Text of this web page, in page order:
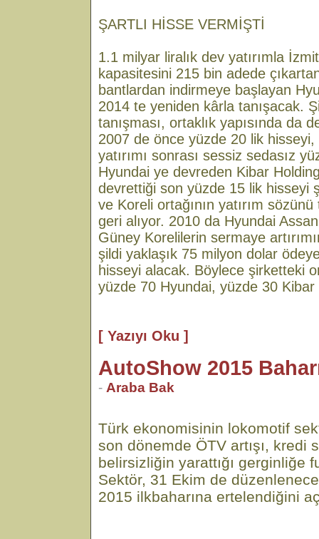
ŞARTLI HİSSE VERMİŞTİ
1.1 milyar liralık dev yatırımla
kapasitesini 215 bin adede
bantlardan indirmeye başlayan
2014 te yeniden kârla tanışacak.
tanışması, ortaklık yapısında da
2007 de önce yüzde 20 lik hisseyi,
yatırımı sonrası sessiz sedasız
Hyundai ye devreden Kibar
devrettiği son yüzde 15 lik hisseyi
ve Koreli ortağının yatırım
geri alıyor. 2010 da Hyundai
Güney Korelilerin sermaye
şildi yaklaşık 75 milyon dolar
hisseyi alacak. Böylece şirketteki
yüzde 70 Hyundai, yüzde 30
[ Yazıyı Oku ]
AutoShow 2015
- Araba Bak
Türk ekonomisinin lokomotif
son dönemde ÖTV artışı, kredi
belirsizliğin yarattığı gerginliğe
Sektör, 31 Ekim de
2015 ilkbaharına ertelendiğini